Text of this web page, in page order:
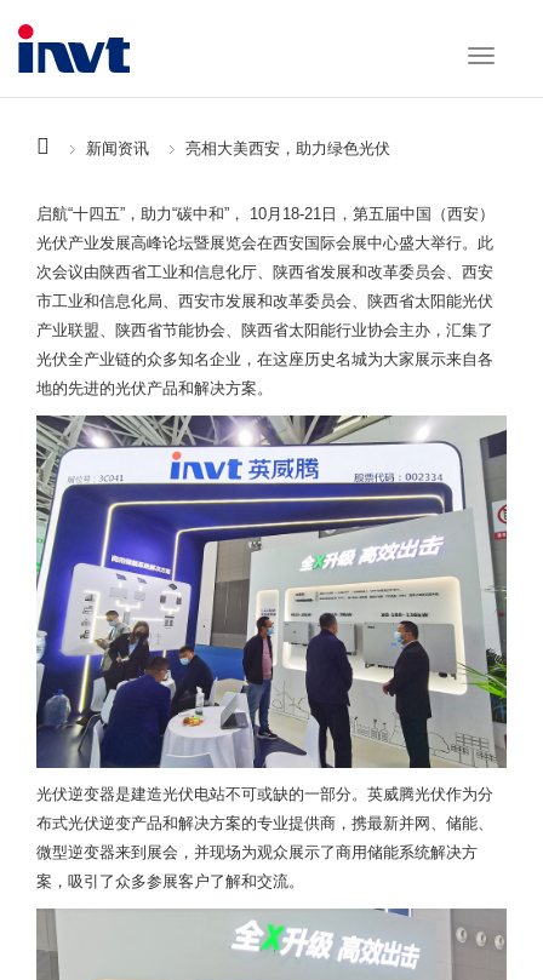
新闻资讯 亮相大美西安，助力绿色光伏
启航“十四五”，助力“碳中和”， 10月18-21日，第五届中国（西安）
光伏产业发展高峰论坛暨展览会在西安国际会展中心盛大举行。此
次会议由陕西省工业和信息化厅、陕西省发展和改革委员会、西安
市工业和信息化局、西安市发展和改革委员会、陕西省太阳能光伏
产业联盟、陕西省节能协会、陕西省太阳能行业协会主办，汇集了
光伏全产业链的众多知名企业，在这座历史名城为大家展示来自各
地的先进的光伏产品和解决方案。
光伏逆变器是建造光伏电站不可或缺的一部分。英威腾光伏作为分
布式光伏逆变产品和解决方案的专业提供商，携最新并网、储能、
微型逆变器来到展会，并现场为观众展示了商用储能系统解决方
案，吸引了众多参展客户了解和交流。